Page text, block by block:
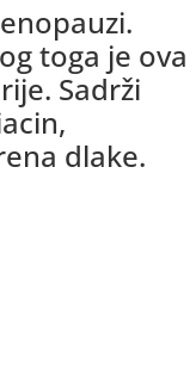
toga je ova
Sadrži
dlake.